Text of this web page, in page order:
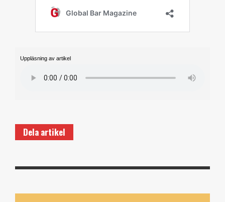
Uppläsning av artikel
Dela artikel